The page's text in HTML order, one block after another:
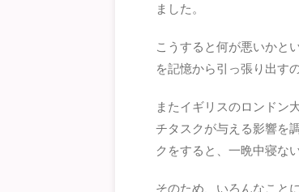
ました。
こうすると何が悪いかと
を記憶から引っ張り出す
またイギリスのロンドン
チタスクが与える影響を
クをすると、一晩中寝な
そのため、いろんなこと